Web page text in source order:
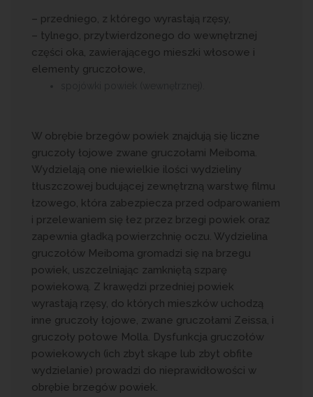
– przedniego, z którego wyrastają rzęsy,
– tylnego, przytwierdzonego do wewnętrznej
części oka, zawierającego mieszki włosowe i
elementy gruczołowe,
W obrębie brzegów powiek znajdują się liczne
gruczoły łojowe zwane gruczołami Meiboma.
Wydzielają one niewielkie ilości wydzieliny
tłuszczowej budującej zewnętrzną warstwę filmu
łzowego, która zabezpiecza przed odparowaniem
i przelewaniem się łez przez brzegi powiek oraz
zapewnia gładką powierzchnię oczu. Wydzielina
gruczołów Meiboma gromadzi się na brzegu
powiek, uszczelniając zamkniętą szparę
powiekową. Z krawędzi przedniej powiek
wyrastają rzęsy, do których mieszków uchodzą
inne gruczoły łojowe, zwane gruczołami Zeissa, i
gruczoły potowe Molla. Dysfunkcja gruczołów
powiekowych (ich zbyt skąpe lub zbyt obfite
wydzielanie) prowadzi do nieprawidłowości w
obrębie brzegów powiek.